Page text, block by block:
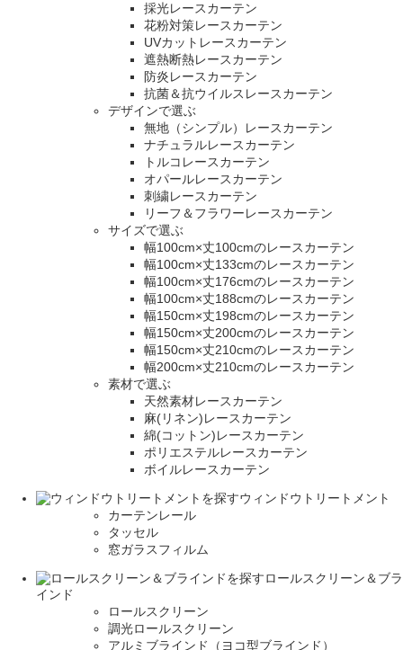
採光レースカーテン
花粉対策レースカーテン
UVカットレースカーテン
遮熱断熱レースカーテン
防炎レースカーテン
抗菌＆抗ウイルスレースカーテン
デザインで選ぶ
無地（シンプル）レースカーテン
ナチュラルレースカーテン
トルコレースカーテン
オパールレースカーテン
刺繍レースカーテン
リーフ＆フラワーレースカーテン
サイズで選ぶ
幅100cm×丈100cmのレースカーテン
幅100cm×丈133cmのレースカーテン
幅100cm×丈176cmのレースカーテン
幅100cm×丈188cmのレースカーテン
幅150cm×丈198cmのレースカーテン
幅150cm×丈200cmのレースカーテン
幅150cm×丈210cmのレースカーテン
幅200cm×丈210cmのレースカーテン
素材で選ぶ
天然素材レースカーテン
麻(リネン)レースカーテン
綿(コットン)レースカーテン
ポリエステルレースカーテン
ボイルレースカーテン
ウィンドウトリートメント
カーテンレール
タッセル
窓ガラスフィルム
ロールスクリーン＆ブラ
インド
ロールスクリーン
調光ロールスクリーン
アルミブラインド（ヨコ型ブラインド）